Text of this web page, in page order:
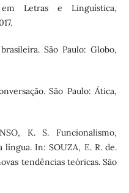
em Letras e Linguística,
São Paulo: Globo,
São Paulo: Ática,
K. S. Funcionalismo,
In: SOUZA, E. R. de.
tendências teóricas. São